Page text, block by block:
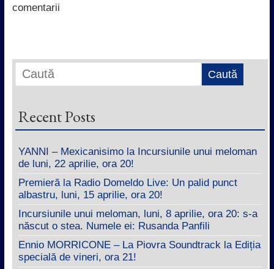
k
p
comentarii
Recent Posts
YANNI – Mexicanisimo la Incursiunile unui meloman
de luni, 22 aprilie, ora 20!
Premieră la Radio Domeldo Live: Un palid punct
albastru, luni, 15 aprilie, ora 20!
Incursiunile unui meloman, luni, 8 aprilie, ora 20: s-a
născut o stea. Numele ei: Rusanda Panfili
Ennio MORRICONE – La Piovra Soundtrack la Ediția
specială de vineri, ora 21!